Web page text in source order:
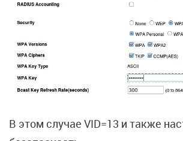
В этом случае VID=13 и также